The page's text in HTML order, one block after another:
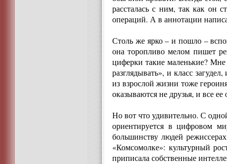
рассталась с ним, так как он
операций. А в аннотации
Столь же ярко – и пошло –
она торопливо мелом пишет
циферки такие маленькие? Мне
разглядывать», и класс
из взрослой жизни тоже
оказываются не друзья, и все
Но вот что удивительно. С
ориентируется в цифровом
большинству людей
«Комсомолке»: культурный
приписала собственные